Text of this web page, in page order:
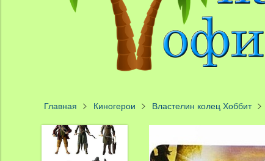
Главная Киногерои Властелин колец Хоббит